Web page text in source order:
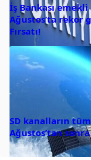
İş Bankası
Ağustos’ta rekor
Fırsatı!
SD kanalların
Ağustos’tan